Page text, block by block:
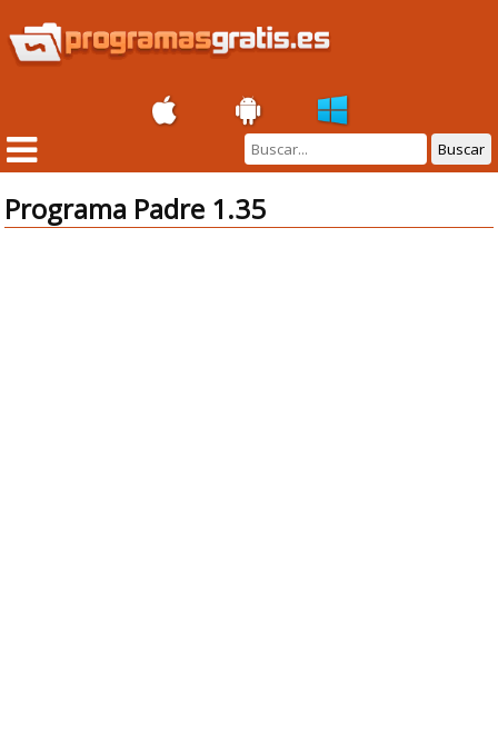
Buscar
Programa Padre 1.35